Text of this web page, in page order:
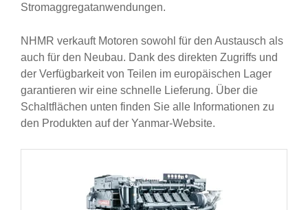
Stromaggregatanwendungen.
NHMR verkauft Motoren sowohl für den Austausch als
auch für den Neubau. Dank des direkten Zugriffs und
der Verfügbarkeit von Teilen im europäischen Lager
garantieren wir eine schnelle Lieferung. Über die
Schaltflächen unten finden Sie alle Informationen zu
den Produkten auf der Yanmar-Website.